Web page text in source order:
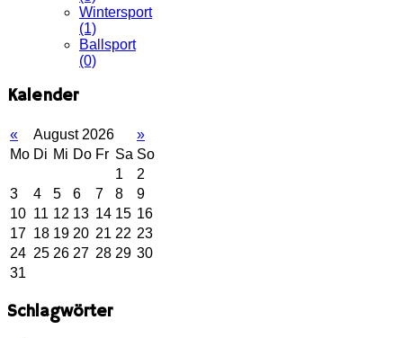
Wintersport
(1)
Ballsport
(0)
Kalender
« August 2026
»
Mo Di Mi Do Fr Sa So
1
2
3
4 5 6 7 8
9
10 11 12 13 14 15 16
17 18 19 20 21 22 23
24 25 26 27 28 29 30
31
Schlagwörter